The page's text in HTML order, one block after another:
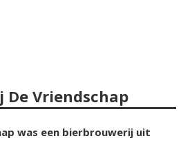
De Vriendschap
was een bierbrouwerij uit